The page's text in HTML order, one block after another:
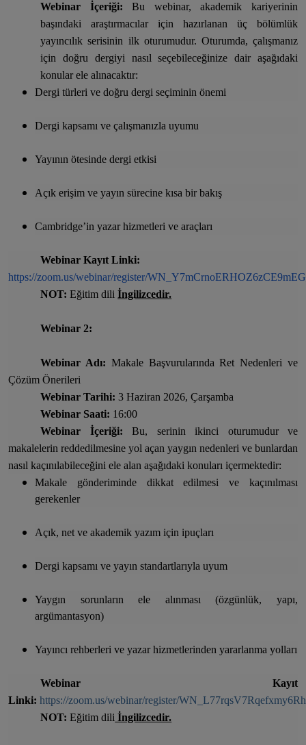
Webinar İçeriği: Bu webinar, akademik kariyerinin
başındaki araştırmacılar için hazırlanan üç bölümlük
yayıncılık serisinin ilk oturumudur. Oturumda, çalışmanız
için doğru dergiyi nasıl seçebileceğinize dair aşağıdaki
konular ele alınacaktır:
Dergi türleri ve doğru dergi seçiminin önemi
Dergi kapsamı ve çalışmanızla uyumu
Yayının ötesinde dergi etkisi
Açık erişim ve yayın sürecine kısa bir bakış
Cambridge’in yazar hizmetleri ve araçları
Webinar Kayıt Linki:
https://zoom.us/webinar/register/
NOT:Eğitim diliİngilizcedir.
Webinar 2:
Webinar Adı: Makale Başvurularında Ret Nedenleri ve
Çözüm Önerileri
Webinar Tarihi: 3 Haziran 2026, Çarşamba
Webinar Saati: 16:00
Webinar İçeriği: Bu, serinin ikinci oturumudur ve
makalelerin reddedilmesine yol açan yaygın nedenleri ve bunlardan
nasıl kaçınılabileceğini ele alan aşağıdaki konuları içermektedir:
Makale gönderiminde dikkat edilmesi ve kaçınılması
gerekenler
Açık, net ve akademik yazım için ipuçları
Dergi kapsamı ve yayın standartlarıyla uyum
Yaygın sorunların ele alınması (özgünlük, yapı,
argümantasyon)
Yayıncı rehberleri ve yazar hizmetlerinden yararlanma yolları
Webinar Kayıt
Linki: https://zoom.us/webinar/register/
NOT:Eğitim dili İngilizcedir.